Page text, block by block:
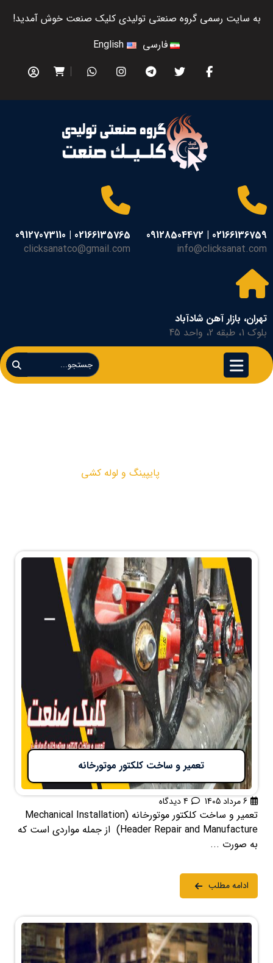
به سایت رسمی گروه صنعتی تولیدی کلیک صنعت خوش آمدید!
فارسی
English
02166136759 | 09128504472
info@clicksanat.com
02166135765 | 09127073110
clicksanatco@gmail.com
تهران، بازار آهن شادآباد
بلوک 1، طبقه 2، واحد 45
پایپینگ و لوله کشی
تعمیر و ساخت کلکتور موتورخانه
6 مرداد 1405 4 دیدگاه
تعمیر و ساخت کلکتور موتورخانه (Mechanical Installation
Header Repair and Manufacture) از جمله مواردی است که
به صورت ...
ادامه مطلب